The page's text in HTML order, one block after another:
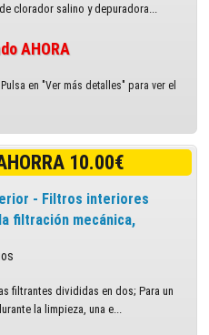
clorador salino y depuradora...
AHORA
en "Ver más detalles" para ver el
10.00€
- Filtros interiores
filtración mecánica,
filtrantes divididas en dos; Para un
la limpieza, una e...